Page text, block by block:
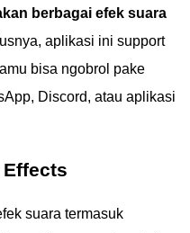
berbagai efek suara
aplikasi ini support
bisa ngobrol pake
Discord, atau aplikasi
suara termasuk